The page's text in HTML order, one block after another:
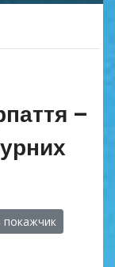
–
покажчик